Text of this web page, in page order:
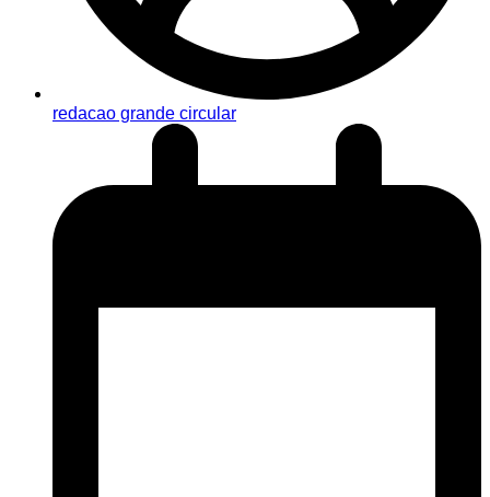
redacao grande circular